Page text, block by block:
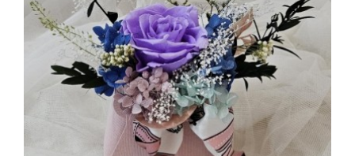
부산해운대 국비지원 플로리스트 실무
2025.03.24 해운대한국문화센터